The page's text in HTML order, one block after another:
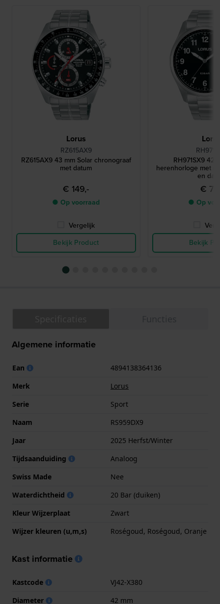
Lorus
RZ615AX9
RZ615AX9 43 mm Solar chronograaf
met datum
€ 149,-
● Op voorraad
Vergelijk
Bekijk Product
RH971SX9 42
herenhorloge met
en
€
● Op
Bekijk
Algemene informatie
Ean
4894138364136
Merk
Lorus
Serie
Sport
Naam
RS959DX9
Jaar
2025 Herfst/Winter
Tijdsaanduiding
Analoog
Swiss Made
Nee
Waterdichtheid
20 Bar (duiken)
Kleur Wijzerplaat
Zwart
Wijzer kleuren (u,m,s)
Roségoud, Roségoud, Oranje
Kast informatie
Kastcode
VJ42-X380
Diameter
42 mm